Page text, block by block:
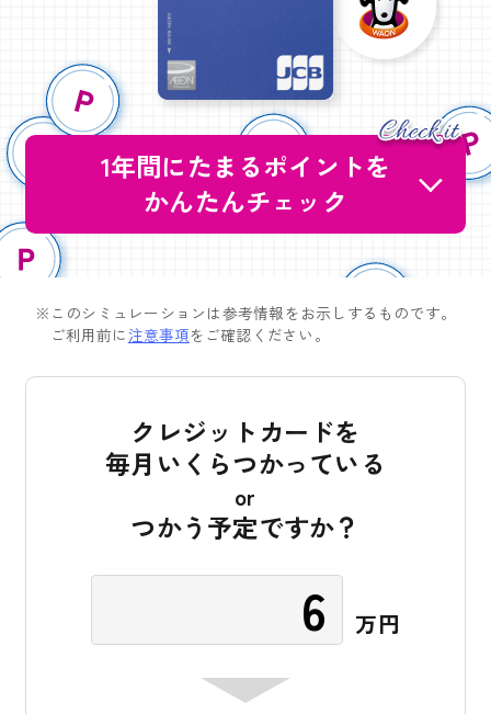
1年間にたまるポイントを
かんたんチェック
※このシミュレーションは参考情報をお示しするものです。
ご利用前に注意事項をご確認ください。
クレジットカードを
毎月いくらつかっている
or
つかう予定ですか？
万円